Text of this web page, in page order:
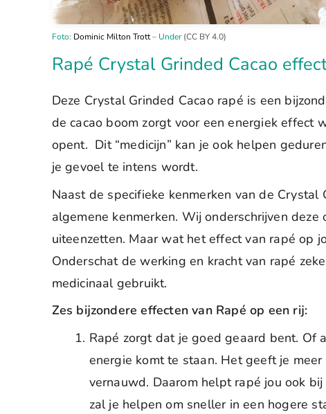
Foto: Dominic Milton Trott– Under(CC BY 4.0)
Rapé Crystal Grinded Cacao
Deze Crystal Grinded Cacao rapé is een
de cacao boom zorgt voor een energiek effect
opent. Dit “medicijn” kan je ook helpen
je gevoel te intens wordt.
Naast de specifieke kenmerken van de Crystal
algemene kenmerken. Wij onderschrijven
uiteenzetten. Maar wat het effect van rapé op
Onderschat de werking en kracht van rapé
medicinaal gebruikt.
Zes bijzondere effecten van Rapé op een rij:
Rapé zorgt dat je goed geaard bent. Of
energie komt te staan. Het geeft je
vernauwd. Daarom helpt rapé jou ook
zal je helpen om sneller in een hogere